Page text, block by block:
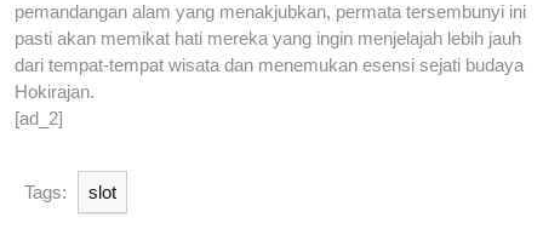
pemandangan alam yang menakjubkan, permata tersembunyi ini
pasti akan memikat hati mereka yang ingin menjelajah lebih jauh
dari tempat-tempat wisata dan menemukan esensi sejati budaya
Hokirajan.
[ad_2]
Tags: slot